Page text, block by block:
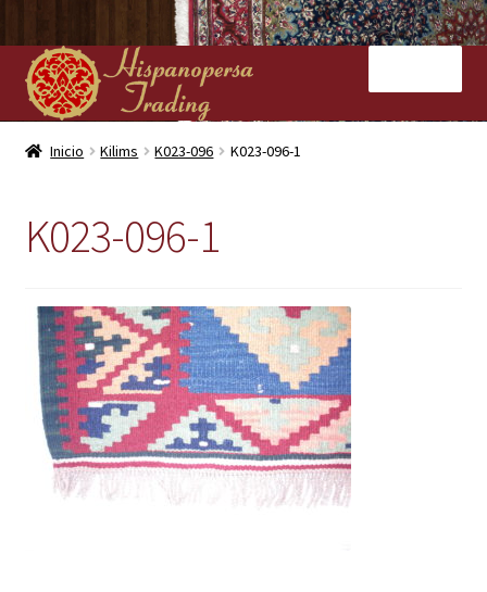
Ir
a
la
navegación
Ir
al
contenido
Inicio
Kilims
Contacto
Inicio Kilims K023-096 K023-096-1
K023-096-1